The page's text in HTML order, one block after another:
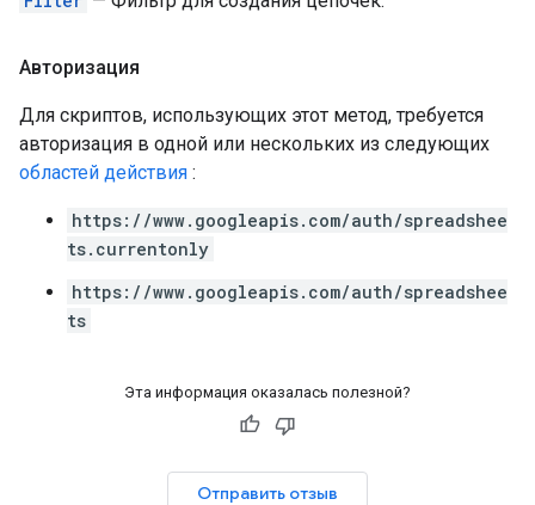
Авторизация
Для скриптов, использующих этот метод, требуется
авторизация в одной или нескольких из следующих
областей действия :
https://www.googleapis.com/auth/spreadshee
ts.currentonly
https://www.googleapis.com/auth/spreadshee
ts
Эта информация оказалась полезной?
Отправить отзыв